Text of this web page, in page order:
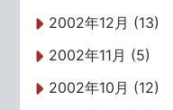
2002年12月 (13)
2002年11月 (5)
2002年10月 (12)